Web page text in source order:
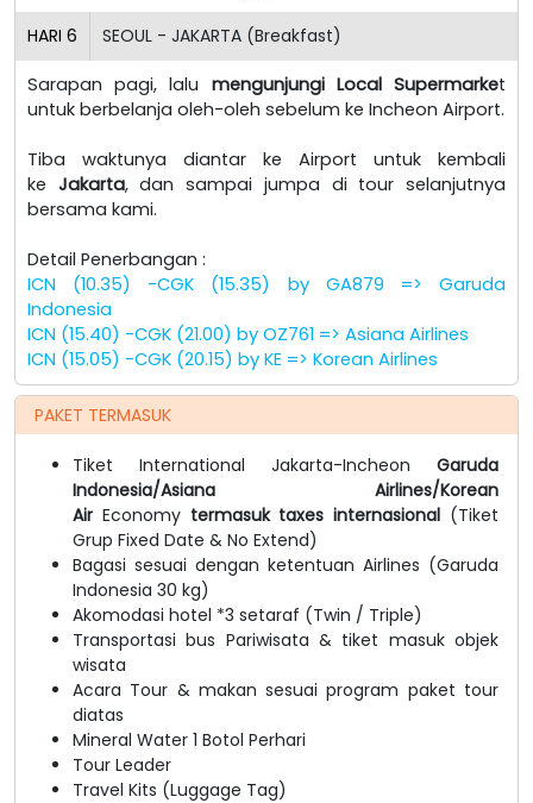
HARI 6 SEOUL - JAKARTA (Breakfast)
Sarapan pagi, lalu mengunjungi Local Supermarket
untuk berbelanja oleh-oleh sebelum ke Incheon Airport.
Tiba waktunya diantar ke Airport untuk kembali
ke Jakarta, dan sampai jumpa di tour selanjutnya
bersama kami.
Detail Penerbangan :
ICN (10.35) -CGK (15.35) by GA879 => Garuda
Indonesia
ICN (15.40) -CGK (21.00) by OZ761 => Asiana Airlines
ICN (15.05) -CGK (20.15) by KE => Korean Airlines
PAKET TERMASUK
Tiket International Jakarta-Incheon Garuda
Indonesia/Asiana Airlines/Korean
Air Economy termasuk taxes internasional (Tiket
Grup Fixed Date & No Extend)
Bagasi sesuai dengan ketentuan Airlines (Garuda
Indonesia 30 kg)
Akomodasi hotel *3 setaraf (Twin / Triple)
Transportasi bus Pariwisata & tiket masuk objek
wisata
Acara Tour & makan sesuai program paket tour
diatas
Mineral Water 1 Botol Perhari
Tour Leader
Travel Kits (Luggage Tag)